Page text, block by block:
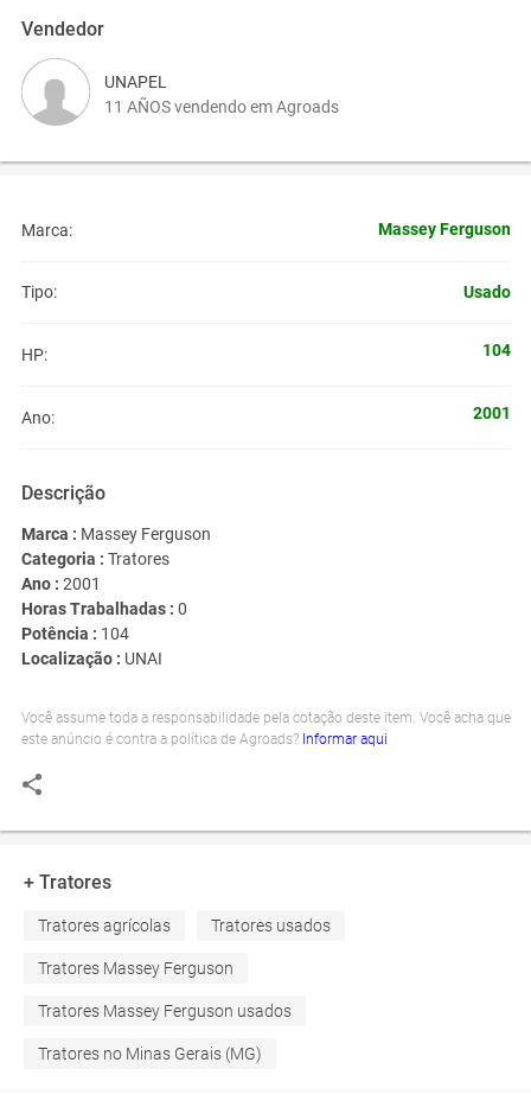
Vendedor
UNAPEL
11 AÑOS vendendo em Agroads
Marca: Massey Ferguson
Tipo: Usado
HP: 104
Ano: 2001
Descrição
Marca : Massey Ferguson
Categoria : Tratores
Ano : 2001
Horas Trabalhadas : 0
Potência : 104
Localização : UNAI
Você assume toda a responsabilidade pela cotação deste item. Você acha que
este anúncio é contra a política de Agroads? Informar aqui
+ Tratores
Tratores agrícolas Tratores usados
Tratores Massey Ferguson
Tratores Massey Ferguson usados
Tratores no Minas Gerais (MG)